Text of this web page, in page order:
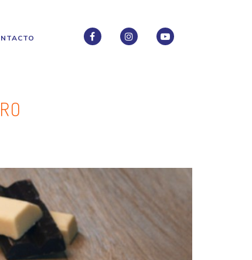
FACEBOOKINSTAGRAMINSTAGRAM